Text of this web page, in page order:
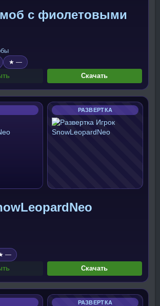
с фиолетовыми
★ —
Скачать
РАЗВЕРТКА
—
Скачать
РАЗВЕРТКА